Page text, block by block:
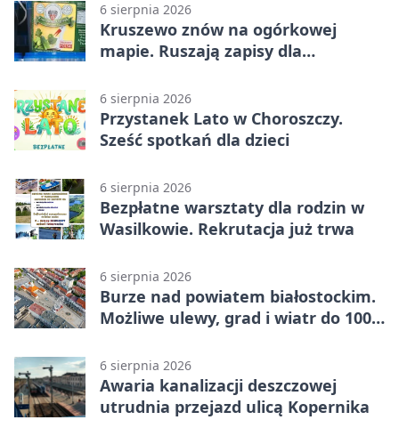
6 sierpnia 2026
Kruszewo znów na ogórkowej
mapie. Ruszają zapisy dla
6 sierpnia 2026
Przystanek Lato w Choroszczy.
Sześć spotkań dla dzieci
6 sierpnia 2026
Bezpłatne warsztaty dla rodzin w
Wasilkowie. Rekrutacja już trwa
6 sierpnia 2026
Burze nad powiatem białostockim.
Możliwe ulewy, grad i wiatr do 100
6 sierpnia 2026
Awaria kanalizacji deszczowej
utrudnia przejazd ulicą Kopernika